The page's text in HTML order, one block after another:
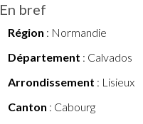
En bref
Région : Normandie
Département : Calvados
Arrondissement : Lisieux
Canton : Cabourg